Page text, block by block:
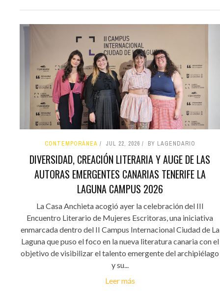
CONTEMPORÁNEA JUL 22, 2026 BY LAGENDARIO
DIVERSIDAD, CREACIÓN LITERARIA Y AUGE DE LAS
AUTORAS EMERGENTES CANARIAS TENERIFE LA
LAGUNA CAMPUS 2026
La Casa Anchieta acogió ayer la celebración del III
Encuentro Literario de Mujeres Escritoras, una iniciativa
enmarcada dentro del II Campus Internacional Ciudad de La
Laguna que puso el foco en la nueva literatura canaria con el
objetivo de visibilizar el talento emergente del archipiélago
y su...
Leer más